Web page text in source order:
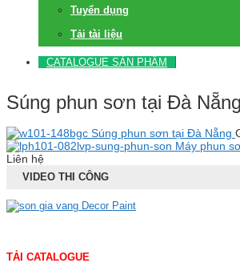
Tuyển dụng
Tải tài liệu
CATALOGUE SẢN PHẨM
Súng phun sơn tại Đà Nẵng
Súng phun sơn tại Đà Nẵng
Máy phun
Liên hệ
VIDEO THI CÔNG
TẢI CATALOGUE